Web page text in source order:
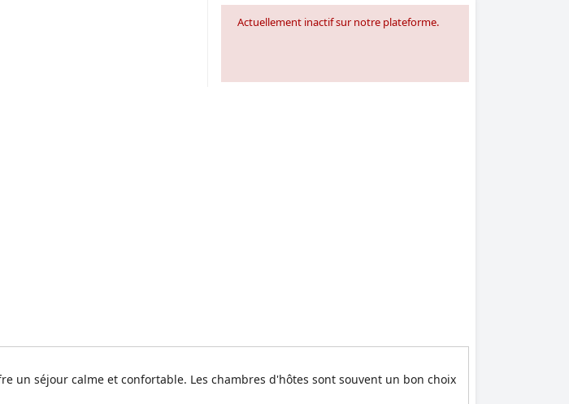
Actuellement inactif sur notre plateforme.
un séjour calme et confortable. Les chambres d'hôtes sont souvent un bon choix